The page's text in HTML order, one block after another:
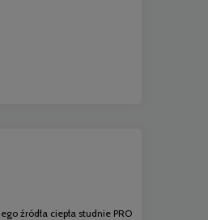
źródła ciepła studnie PRO